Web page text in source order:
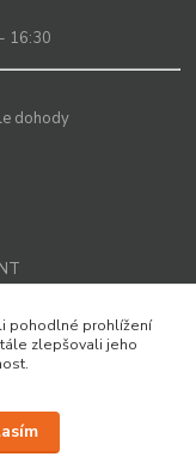
16:30
dohody
pohodlné prohlížení
zlepšovali jeho